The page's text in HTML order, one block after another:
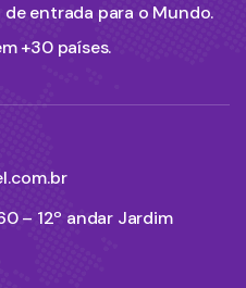
de entrada para o Mundo.
+30 países.
– 12º andar Jardim